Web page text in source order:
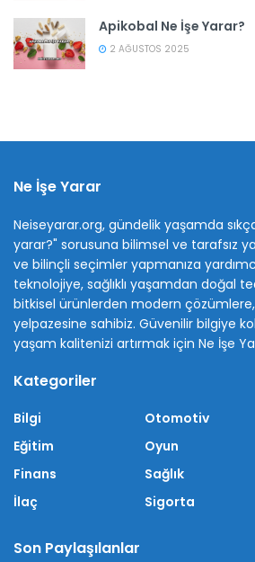
Apikobal Ne İşe Yarar?
2 AĞUSTOS 2025
Ne İşe Yarar
Neiseyarar.org, gündelik yaşamda
yarar?" sorusuna bilimsel ve tarafsız
ve bilinçli seçimler yapmanıza
teknolojiye, sağlıklı yaşamdan doğal
bitkisel ürünlerden modern
yelpazesine sahibiz. Güvenilir bilgiye
yaşam kalitenizi artırmak için Ne İşe
Kategoriler
Bilgi
Eğitim
Finans
İlaç
Otomotiv
Oyun
Sağlık
Sigorta
Son Paylaşılanlar